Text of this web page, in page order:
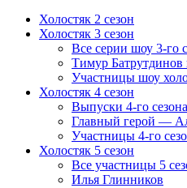
Холостяк 2 сезон
Холостяк 3 сезон
Все серии шоу 3-го
Тимур Батрутдинов
Участницы шоу
Холостяк 4 сезон
Выпуски 4-го
Главный герой —
Участницы 4-го
Холостяк 5 сезон
Все участницы 5
Илья Глинников